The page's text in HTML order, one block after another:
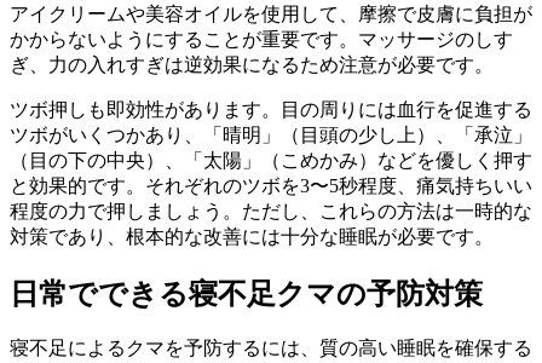
アイクリームや美容オイルを使用して、摩擦で皮膚に負担が
かからないようにすることが重要です。マッサージのしす
ぎ、力の入れすぎは逆効果になるため注意が必要です。
ツボ押しも即効性があります。目の周りには血行を促進する
ツボがいくつかあり、「晴明」（目頭の少し上）、「承泣」
（目の下の中央）、「太陽」（こめかみ）などを優しく押す
と効果的です。それぞれのツボを3〜5秒程度、痛気持ちいい
程度の力で押しましょう。ただし、これらの方法は一時的な
対策であり、根本的な改善には十分な睡眠が必要です。
日常でできる寝不足クマの予防対策
寝不足によるクマを予防するには、質の高い睡眠を確保する